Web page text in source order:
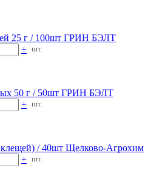
25 г / 100шт ГРИН БЭЛТ
+ шт.
50 г / 50шт ГРИН БЭЛТ
+ шт.
/ 40шт Щелково-Агрохим
+ шт.